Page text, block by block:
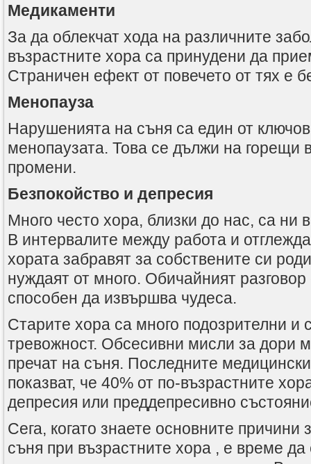
Медикаменти
За да облекчат хода на различните
възрастните хора са принудени да
Страничен ефект от повечето от тях е
Менопауза
Нарушенията на съня са един от
менопаузата. Това се дължи на горещи
промени.
Безпокойство и депресия
Много често хора, близки до нас, са ни
В интервалите между работа и
хората забравят за собствените си
нуждаят от много. Обичайният
способен да извършва чудеса.
Старите хора са много подозрителни и
тревожност. Обсесивни мисли за дори
пречат на съня. Последните
показват, че 40% от по-възрастните
депресия или преддепресивно
Сега, когато знаете основните
съня при възрастните хора , е време да